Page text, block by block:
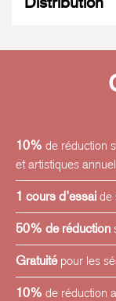
10% de réduction
et artistiques
1 cours d’essai de
50% de réduction
Gratuitépour les
10% de réduction